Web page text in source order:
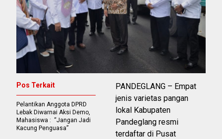
PANDEGLANG – Empat
jenis varietas pangan
lokal Kabupaten
Pandeglang resmi
terdaftar di Pusat
Pos Terkait
Pelantikan Anggota DPRD
Lebak Diwarnai Aksi Demo,
Mahasiswa : “Jangan Jadi
Kacung Penguasa”